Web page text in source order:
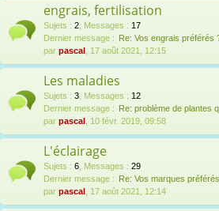
engrais, fertilisation
Sujets : 2 Messages : 17
Dernier message : Re: Vos engrais préférés
par pascal , 17 août 2021, 12:15
Les maladies
Sujets : 3 Messages : 12
Dernier message : Re: problème de plantes
par pascal , 10 févr. 2019, 09:58
L'éclairage
Sujets : 6 Messages : 29
Dernier message : Re: Vos marques
par pascal , 17 août 2021, 12:14